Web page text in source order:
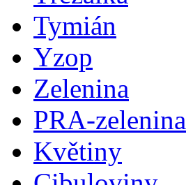
Tymián
Yzop
Zelenina
PRA-zelenina
Květiny